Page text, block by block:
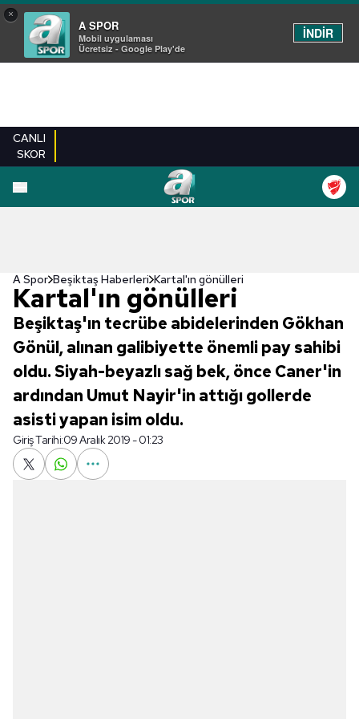
×
A SPOR
Mobil uygulaması
Ücretsiz - Google Play'de
İNDİR
CANLI
SKOR
A Spor Beşiktaş Haberleri Kartal'ın gönülleri
Kartal'ın gönülleri
Beşiktaş'ın tecrübe abidelerinden Gökhan
Gönül, alınan galibiyette önemli pay sahibi
oldu. Siyah-beyazlı sağ bek, önce Caner'in
ardından Umut Nayir'in attığı gollerde
asisti yapan isim oldu.
Giriş Tarihi:09 Aralık 2019 - 01:23